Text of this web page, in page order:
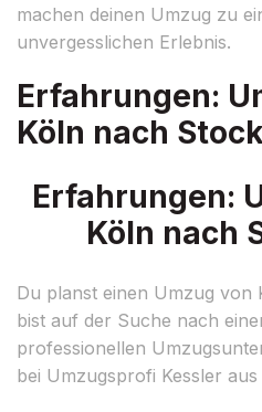
machen deinen Umzug zu
unvergesslichen Erlebnis.
Erfahrungen:
Köln nach
Erfahrungen:
Köln nach
Du planst einen Umzug von
bist auf der Suche nach
professionellen
bei Umzugsprofi Kessler